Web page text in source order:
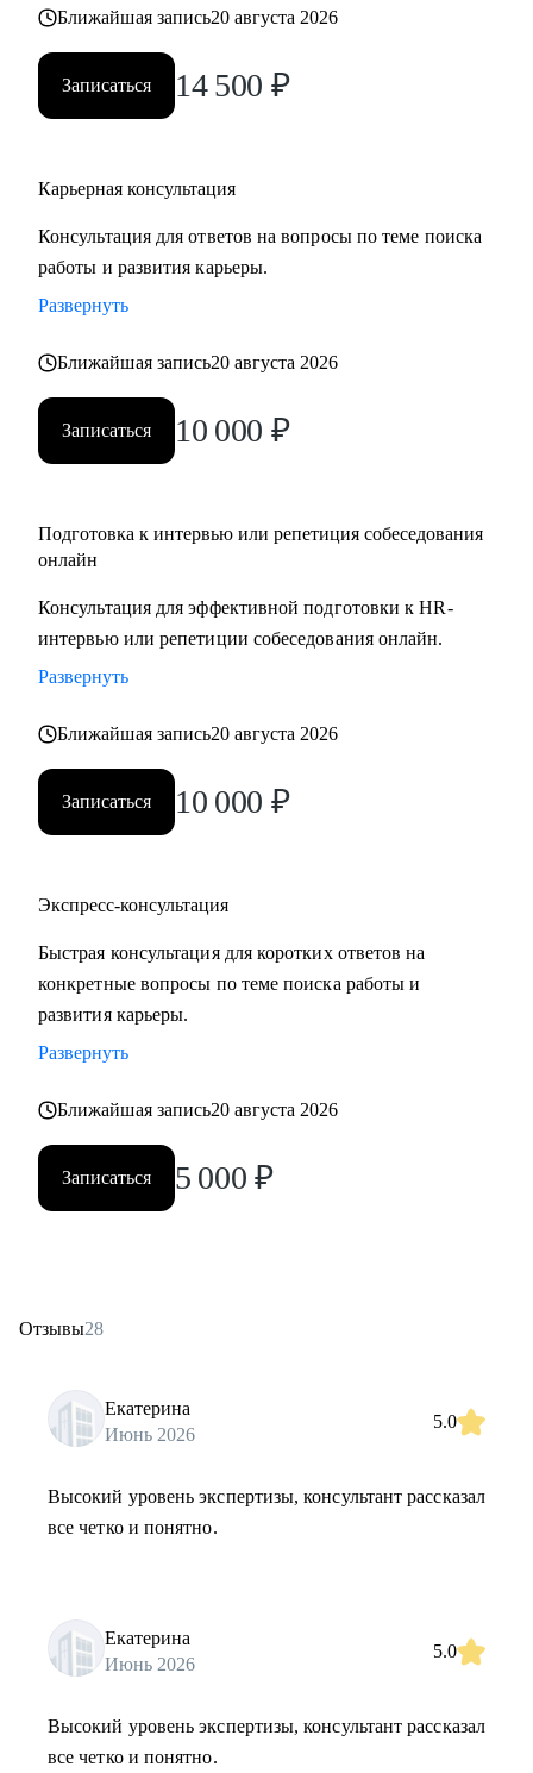
• часто меняли работу;
• захотели вернуться из фриланса, своего бизнеса в найм;
• хотите сменить профессию, но не знаете, как грамотно
построить поиск работы.
Ближайшая запись20 августа 2026
Записаться 14 500 ₽
Карьерная консультация
Консультация для ответов на вопросы по теме поиска
работы и развития карьеры.
Развернуть
Ближайшая запись20 августа 2026
Записаться 10 000 ₽
Подготовка к интервью или репетиция собеседования
онлайн
Консультация для эффективной подготовки к HR-
интервью или репетиции собеседования онлайн.
Развернуть
Ближайшая запись20 августа 2026
Записаться 10 000 ₽
Экспресс-консультация
Быстрая консультация для коротких ответов на
конкретные вопросы по теме поиска работы и
развития карьеры.
Развернуть
Ближайшая запись20 августа 2026
Записаться 5 000 ₽
Отзывы28
Екатерина
Июнь 2026
5.0
Высокий уровень экспертизы, консультант рассказал
все четко и понятно.
Екатерина
Июнь 2026
5.0
Высокий уровень экспертизы, консультант рассказал
все четко и понятно.